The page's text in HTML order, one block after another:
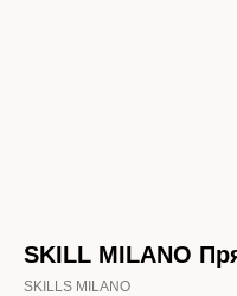
SKILL MILANO
SKILLS MILANO